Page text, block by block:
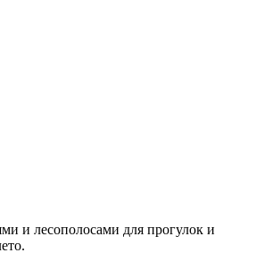
и лесополосами для прогулок и